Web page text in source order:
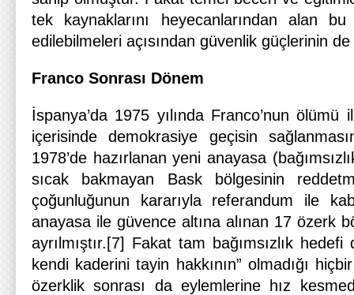
tek kaynaklarını heyecanlarından alan
edilebilmeleri açısından güvenlik güçlerinin de
Franco Sonrası Dönem
İspanya’da 1975 yılında Franco’nun
içerisinde demokrasiye geçisin
1978’de hazırlanan yeni anayasa
sıcak bakmayan Bask bölgesinin
çoğunluğunun kararıyla referandum ile
anayasa ile güvence altına alınan 17 özerk
ayrılmıştır.[7] Fakat tam bağımsızlık hedefi
kendi kaderini tayin hakkının” olmadığı
özerklik sonrası da eylemlerine hız